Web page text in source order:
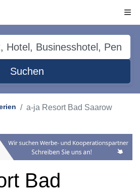
Suchen
a-ja Resort Bad Saarow
Bad